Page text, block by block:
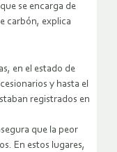
se encarga de
carbón, explica
en el estado de
y hasta el
registrados en
que la peor
En estos lugares,